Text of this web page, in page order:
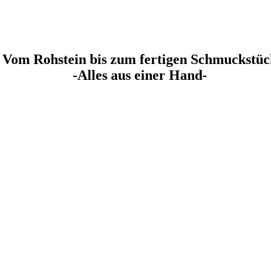
Vom Rohstein bis zum fertigen
-Alles aus einer Hand-